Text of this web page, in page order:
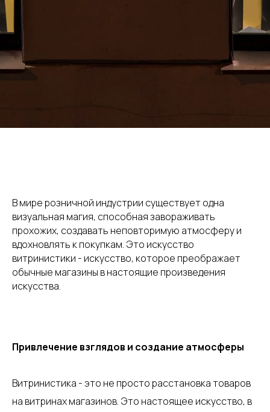
В мире розничной индустрии существует одна
визуальная магия, способная завораживать
прохожих, создавать неповторимую атмосферу и
вдохновлять к покупкам. Это искусство
витринистики - искусство, которое преображает
обычные магазины в настоящие произведения
искусства.
Привлечение взглядов и создание атмосферы
Витринистика - это не просто расстановка товаров
на витринах магазинов. Это настоящее искусство, в